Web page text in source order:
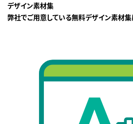
デザイン素材集
弊社でご用意している無料デザイン素材集